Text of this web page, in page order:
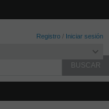
Registro / Iniciar sesión